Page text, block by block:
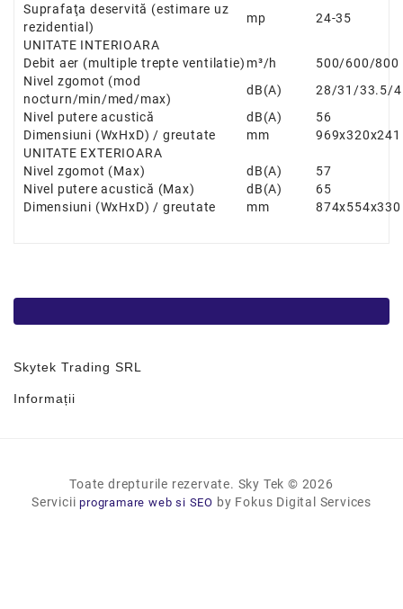
Suprafaţa deservită (estimare uz
rezidential)
mp
24-35
UNITATE INTERIOARA
Debit aer (multiple trepte ventilatie) m³/h
500/600/800
Nivel zgomot (mod
nocturn/min/med/max)
dB(A)
28/31/33.5/
Nivel putere acustică
dB(A)
56
Dimensiuni (WxHxD) / greutate mm
UNITATE EXTERIOARA
Nivel zgomot (Max) dB(A)
57
Nivel putere acustică (Max) dB(A)
65
Dimensiuni (WxHxD) / greutate mm
Skytek Trading SRL
Informații
Toate drepturile rezervate. Sky Tek © 2026
Serviciiprogramare web si SEO by Fokus Digital Services